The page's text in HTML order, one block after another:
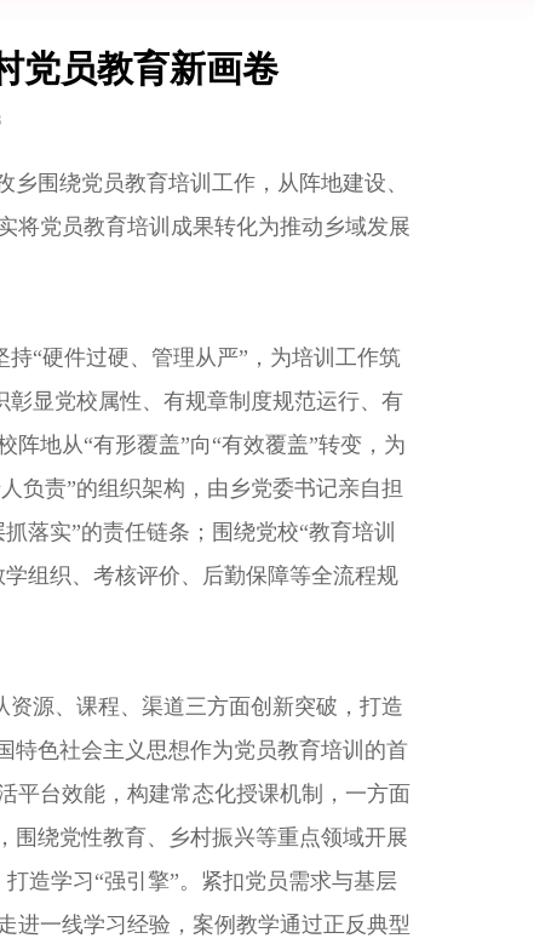
党员教育新画卷
围绕党员教育培训工作，从阵地建设、
将党员教育培训成果转化为推动乡域发展
“硬件过硬、管理从严”，为培训工作筑
显党校属性、有规章制度规范运行、有
地从“有形覆盖”向“有效覆盖”转变，为
负责”的组织架构，由乡党委书记亲自担
落实”的责任链条；围绕党校“教育培训
组织、考核评价、后勤保障等全流程规
源、课程、渠道三方面创新突破，打造
特色社会主义思想作为党员教育培训的首
平台效能，构建常态化授课机制，一方面
围绕党性教育、乡村振兴等重点领域开展
造学习“强引擎”。紧扣党员需求与基层
进一线学习经验，案例教学通过正反典型